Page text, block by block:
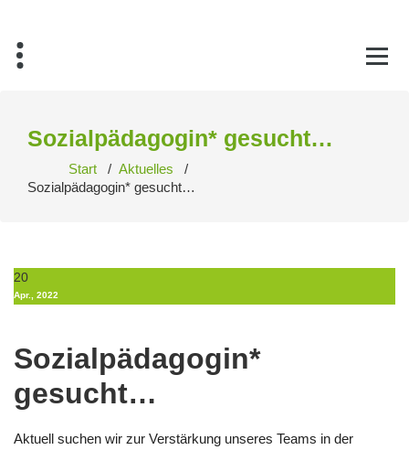
springen
Sozialpädagogin* gesucht…
Start / Aktuelles /
Sozialpädagogin* gesucht…
20
Apr., 2022
Sozialpädagogin*
gesucht…
Aktuell suchen wir zur Verstärkung unseres Teams in der